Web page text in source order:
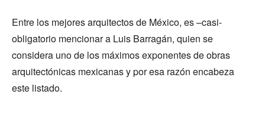
Entre los mejores arquitectos de México, es –casi-
obligatorio mencionar a Luis Barragán, quien se
considera uno de los máximos exponentes de obras
arquitectónicas mexicanas y por esa razón encabeza
este listado.